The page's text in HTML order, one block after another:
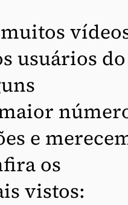
usuários do
e
os
vistos: